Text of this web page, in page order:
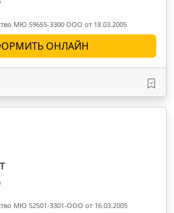
МЮ 59655-3300 ООО от 18.03.2005
ОНЛАЙН
МЮ 52501-3301-ООО от 16.03.2005